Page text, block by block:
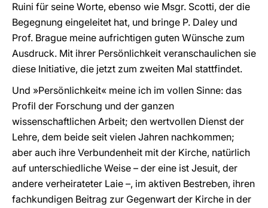
Ruini für seine Worte, ebenso wie Msgr. Scotti, der die
Begegnung eingeleitet hat, und bringe P. Daley und
Prof. Brague meine aufrichtigen guten Wünsche zum
Ausdruck. Mit ihrer Persönlichkeit veranschaulichen sie
diese Initiative, die jetzt zum zweiten Mal stattfindet.
Und »Persönlichkeit« meine ich im vollen Sinne: das
Profil der Forschung und der ganzen
wissenschaftlichen Arbeit; den wertvollen Dienst der
Lehre, dem beide seit vielen Jahren nachkommen;
aber auch ihre Verbundenheit mit der Kirche, natürlich
auf unterschiedliche Weise – der eine ist Jesuit, der
andere verheirateter Laie –, im aktiven Bestreben, ihren
fachkundigen Beitrag zur Gegenwart der Kirche in der